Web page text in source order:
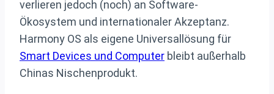
verlieren jedoch (noch) an Software-
Ökosystem und internationaler Akzeptanz.
Harmony OS als eigene Universallösung für
Smart Devices und Computer bleibt außerhalb
Chinas Nischenprodukt.